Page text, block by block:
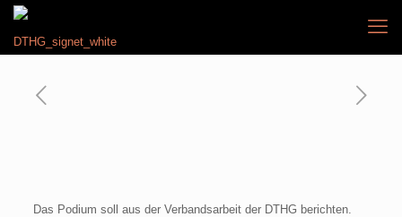
Das Podium soll aus der Verbandsarbeit der DTHG berichten.